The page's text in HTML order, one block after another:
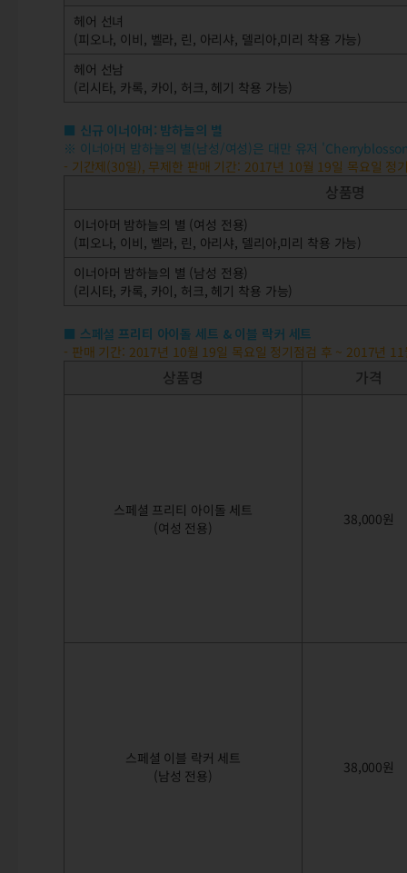
헤어 선녀
(피오나, 이비, 벨라, 린, 아리샤, 델리아,미리 착용 가능)
헤어 선남
(리시타, 카록, 카이, 허크, 헤기 착용 가능)
■ 신규 이너아머: 밤하늘의 별
※ 이너아머 밤하늘의 별(남성/여성)은 대만 유저
- 기간제(30일), 무제한 판매 기간: 2017년 10월 19일 목요일 정
상품명
이너아머 밤하늘의 별 (여성 전용)
(피오나, 이비, 벨라, 린, 아리샤, 델리아,미리 착용 가능)
이너아머 밤하늘의 별 (남성 전용)
(리시타, 카록, 카이, 허크, 헤기 착용 가능)
■ 스페셜 프리티 아이돌 세트 & 이블 락커 세트
- 판매 기간: 2017년 10월 19일 목요일 정기점검 후 ~ 2017년
상품명 가격
스페셜 프리티 아이돌 세트
(여성 전용)
38,000원
스페셜 이블 락커 세트
(남성 전용)
38,000원